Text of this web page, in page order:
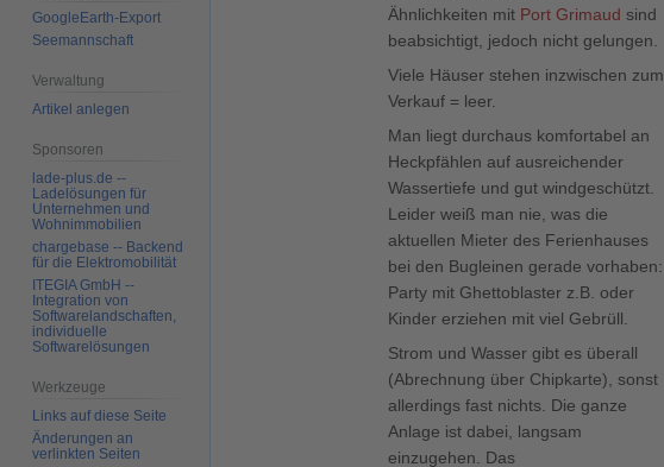
Ähnlichkeiten mit Port Grimaud sind
beabsichtigt, jedoch nicht gelungen.
Viele Häuser stehen inzwischen zum
Verkauf = leer.
Man liegt durchaus komfortabel an
Heckpfählen auf ausreichender
Wassertiefe und gut windgeschützt.
Leider weiß man nie, was die
aktuellen Mieter des Ferienhauses
bei den Bugleinen gerade vorhaben:
Party mit Ghettoblaster z.B. oder
Kinder erziehen mit viel Gebrüll.
Strom und Wasser gibt es überall
(Abrechnung über Chipkarte), sonst
allerdings fast nichts. Die ganze
Anlage ist dabei, langsam
einzugehen. Das
GoogleEarth-Export
Seemannschaft
Verwaltung
Artikel anlegen
Sponsoren
lade-plus.de --
Ladelösungen für
Unternehmen und
Wohnimmobilien
chargebase -- Backend
für die Elektromobilität
ITEGIA GmbH --
Integration von
Softwarelandschaften,
individuelle
Softwarelösungen
Werkzeuge
Links auf diese Seite
Änderungen an
verlinkten Seiten